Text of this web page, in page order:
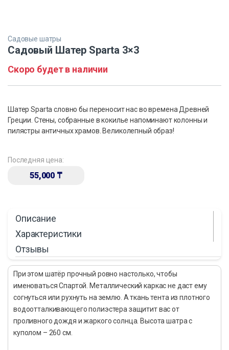
Садовые шатры
Садовый Шатер Sparta 3×3
Скоро будет в наличии
Шатер Sparta словно бы переносит нас во времена Древней
Греции. Стены, собранные в кокилье напоминают колонны и
пилястры античных храмов. Великолепный образ!
Последняя цена:
55,000 ₸
Описание
Характеристики
Отзывы
При этом шатёр прочный ровно настолько, чтобы
именоваться Спартой. Металлический каркас не даст ему
согнуться или рухнуть на землю. А ткань тента из плотного
водоотталкивающего полиэстера защитит вас от
проливного дождя и жаркого солнца. Высота шатра с
куполом – 260 см.